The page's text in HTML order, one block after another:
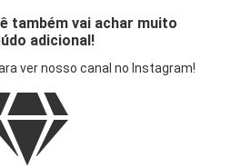
também vai achar muito
adicional!
ver nosso canal no Instagram!